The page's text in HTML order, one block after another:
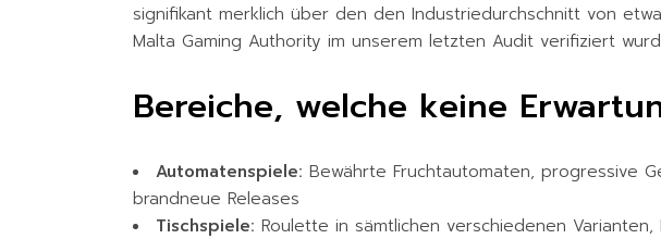
signifikant merklich über den den Industriedurchschnitt von
Malta Gaming Authority im unserem letzten Audit verifiziert
Bereiche, welche keine
Automatenspiele: Bewährte Fruchtautomaten, progressive
brandneue Releases
Tischspiele: Roulette in sämtlichen verschiedenen